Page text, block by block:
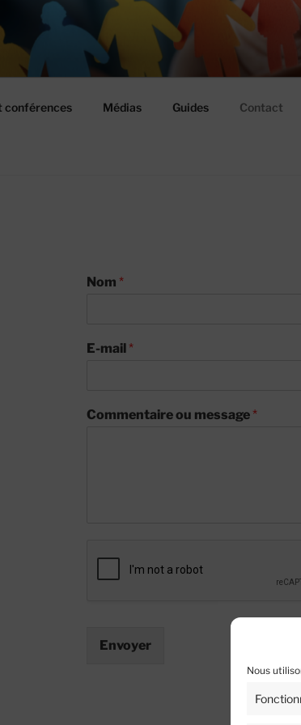
Nous
ENSEMBLE
conférences Médias Guides Contact
Nom *
E-mail *
Commentaire ou message *
Envoyer